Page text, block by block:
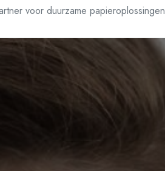
voor duurzame papieroplossingen